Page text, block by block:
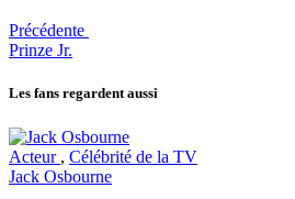
Précédente
Prinze Jr.
Les fans regardent aussi
Acteur , Célébrité de la TV
Jack Osbourne